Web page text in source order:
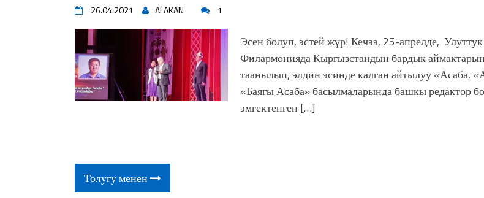
26.04.2021 ALAKAN 1
Эсен болуп, эстей жүр! Кечээ, 25-апрелде, Улуттук
Филармонияда Кыргызстандын бардык
таанылып, элдин эсинде калган айтылуу «Асаба,
«Баягы Асаба» басылмаларында башкы редактор
эмгектенген […]
Толугу менен